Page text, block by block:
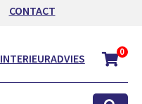
CONTACT
INTERIEURADVIES 0